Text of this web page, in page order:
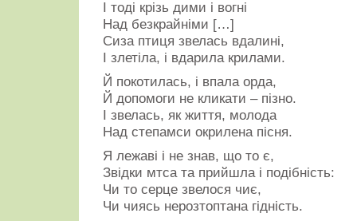
І тоді крізь дими і вогні
Над безкрайніми […]
Сиза птиця звелась вдалині,
І злетіла, і вдарила крилами.
Й покотилась, і впала орда,
Й допомоги не кликати – пізно.
І звелась, як життя, молода
Над степамси окрилена пісня.
Я лежаві і не знав, що то є,
Звідки мтса та прийшла і подібність:
Чи то серце звелося чиє,
Чи чиясь нерозтоптана гідність.